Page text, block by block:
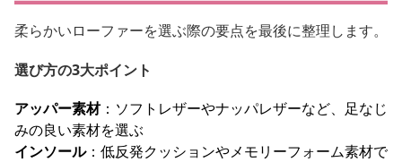
柔らかいローファーを選ぶ際の要点を最後に整理します。
選び方の3大ポイント
アッパー素材：ソフトレザーやナッパレザーなど、足なじ
みの良い素材を選ぶ
インソール：低反発クッションやメモリーフォーム素材で